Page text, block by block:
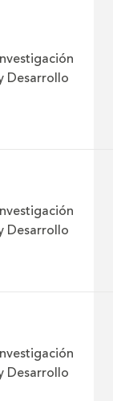
Desarrollo
Desarrollo
Desarrollo